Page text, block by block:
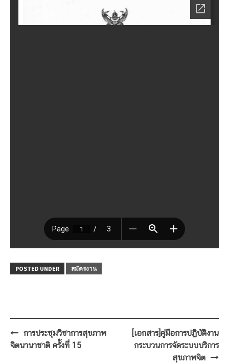
POSTED UNDER สมัครงาน
Post
navigation
การประชุมวิชาการสุขภาพ
จิตนานาชาติ ครั้งที่ 15
[เอกสาร]คู่มือการปฏิบัติงาน
กระบวนการจัดระบบบริการ
สุขภาพจิต